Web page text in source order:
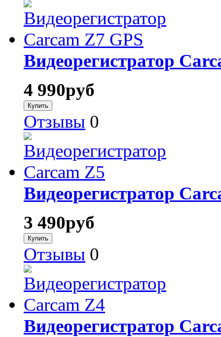
Видеорегистратор
4 990руб
Отзывы 0
Видеорегистратор
3 490руб
Отзывы 0
Видеорегистратор